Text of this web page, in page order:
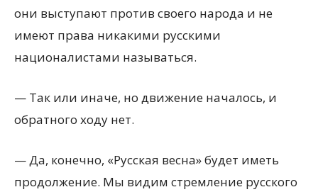
они выступают против своего народа и не
имеют права никакими русскими
националистами называться.
— Так или иначе, но движение началось, и
обратного ходу нет.
— Да, конечно, «Русская весна» будет иметь
продолжение. Мы видим стремление русского